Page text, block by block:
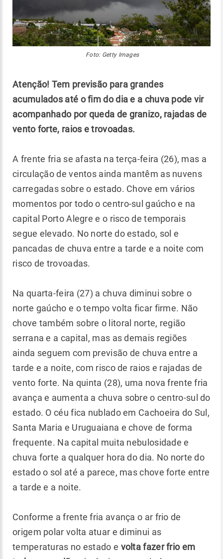
Foto: Getty Images
Atenção! Tem previsão para grandes
acumulados até o fim do dia e a chuva pode vir
acompanhado por queda de granizo, rajadas de
vento forte, raios e trovoadas.
A frente fria se afasta na terça-feira (26), mas a
circulação de ventos ainda mantêm as nuvens
carregadas sobre o estado. Chove em vários
momentos por todo o centro-sul gaúcho e na
capital Porto Alegre e o risco de temporais
segue elevado. No norte do estado, sol e
pancadas de chuva entre a tarde e a noite com
risco de trovoadas.
Na quarta-feira (27) a chuva diminui sobre o
norte gaúcho e o tempo volta ficar firme. Não
chove também sobre o litoral norte, região
serrana e a capital, mas as demais regiões
ainda seguem com previsão de chuva entre a
tarde e a noite, com risco de raios e rajadas de
vento forte. Na quinta (28), uma nova frente fria
avança e aumenta a chuva sobre o centro-sul do
estado. O céu fica nublado em Cachoeira do Sul,
Santa Maria e Uruguaiana e chove de forma
frequente. Na capital muita nebulosidade e
chuva forte a qualquer hora do dia. No norte do
estado o sol até a parece, mas chove forte entre
a tarde e a noite.
Conforme a frente fria avança o ar frio de
origem polar volta atuar e diminui as
temperaturas no estado e volta fazer frio em